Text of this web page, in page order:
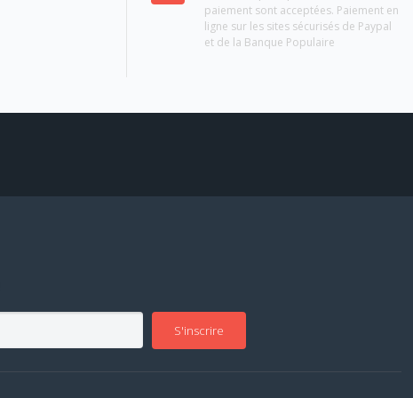
paiement sont acceptées. Paiement en
ligne sur les sites sécurisés de Paypal
et de la Banque Populaire
S'inscrire